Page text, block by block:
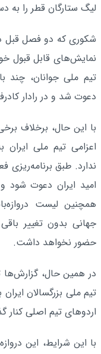
لیگ ستارگان قطر را به
شکوری که دو فصل قبل
نمایش‌های قابل قبول
تیم ملی جوانان، چند
دعوت شد و در رادار
با این حال، برخلاف
ندارد. طبق برنامه‌ریزی
امید ایران دعوت شود
همچنین لیست
جهانی بدون تغییر
حضور نخواهد داشت.
در همین حال،
اردوهای تیم اصلی
با این شرایط، این